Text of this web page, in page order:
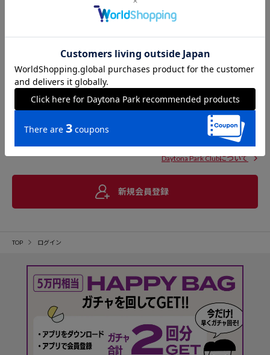
Daytona Park Clubについて
新規会員登録
TOP ログイン